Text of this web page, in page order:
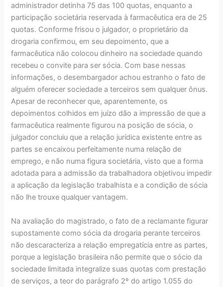
administrador detinha 75 das 100 quotas, enquanto a
participação societária reservada à farmacêutica era de 25
quotas. Conforme frisou o julgador, o proprietário da
drogaria confirmou, em seu depoimento, que a
farmacêutica não colocou dinheiro na sociedade quando
recebeu o convite para ser sócia. Com base nessas
informações, o desembargador achou estranho o fato de
alguém oferecer sociedade a terceiros sem qualquer ônus.
Apesar de reconhecer que, aparentemente, os
depoimentos colhidos em juízo dão a impressão de que a
farmacêutica realmente figurou na posição de sócia, o
julgador concluiu que a relação jurídica existente entre as
partes se encaixou perfeitamente numa relação de
emprego, e não numa figura societária, visto que a forma
adotada para a admissão da trabalhadora objetivou impedir
a aplicação da legislação trabalhista e a condição de sócia
não lhe trouxe qualquer vantagem.
Na avaliação do magistrado, o fato de a reclamante figurar
supostamente como sócia da drogaria perante terceiros
não descaracteriza a relação empregatícia entre as partes,
porque a legislação brasileira não permite que o sócio da
sociedade limitada integralize suas quotas com prestação
de serviços, a teor do parágrafo 2º do artigo 1.055 do